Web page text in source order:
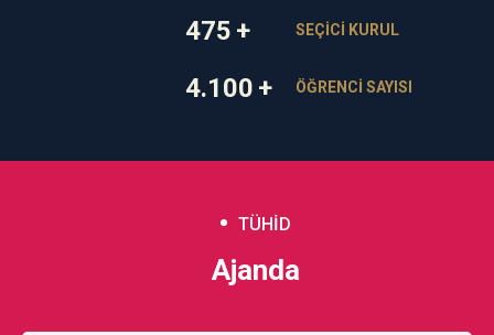
475 + SEÇICI KURUL
4.100 + ÖĞRENCI SAYISI
TÜHİD
Ajanda